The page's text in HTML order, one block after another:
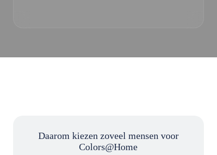
Daarom kiezen zoveel mensen voor
Colors@Home